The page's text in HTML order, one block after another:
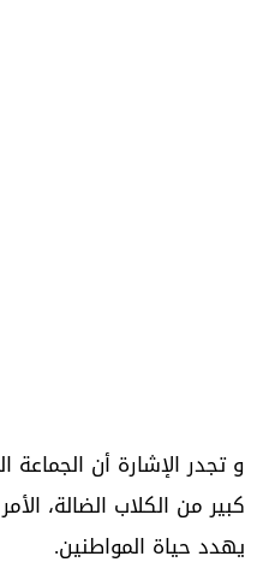
و تجدر الإشارة أن
كبير من الكلاب الضالة،
يهدد حياة المواطنين.